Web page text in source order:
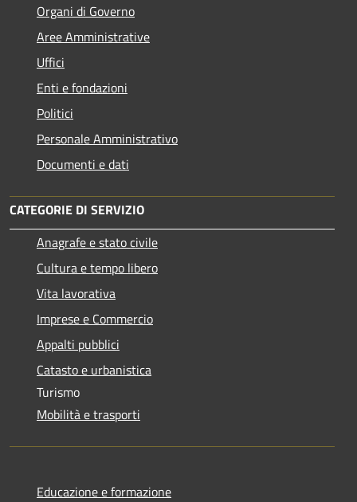
Organi di Governo
Aree Amministrative
Uffici
Enti e fondazioni
Politici
Personale Amministrativo
Documenti e dati
CATEGORIE DI SERVIZIO
Anagrafe e stato civile
Cultura e tempo libero
Vita lavorativa
Imprese e Commercio
Appalti pubblici
Catasto e urbanistica
Turismo
Mobilità e trasporti
Educazione e formazione